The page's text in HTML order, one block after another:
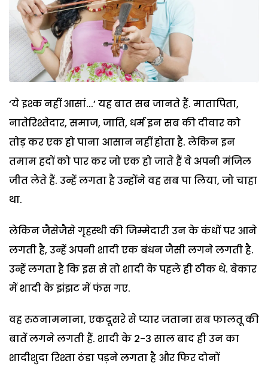
‘ये इश्क नहीं आसां...’ यह बात सब जानते हैं. मातापिता,
नातेरिश्तेदार, समाज, जाति, धर्म इन सब की दीवार को
तोड़ कर एक हो पाना आसान नहीं होता है. लेकिन इन
तमाम हदों को पार कर जो एक हो जाते हैं वे अपनी मंजिल
जीत लेते हैं. उन्हें लगता है उन्होंने वह सब पा लिया, जो चाहा
था.
लेकिन जैसेजैसे गृहस्थी की जिम्मेदारी उन के कंधों पर आने
लगती है, उन्हें अपनी शादी एक बंधन जैसी लगने लगती है.
उन्हें लगता है कि इस से तो शादी के पहले ही ठीक थे. बेकार
में शादी के झंझट में फंस गए.
वह रुठनामनाना, एकदूसरे से प्यार जताना सब फालतू की
बातें लगने लगती हैं. शादी के 2-3 साल बाद ही उन का
शादीशुदा रिश्ता ठंडा पड़ने लगता है और फिर दोनों